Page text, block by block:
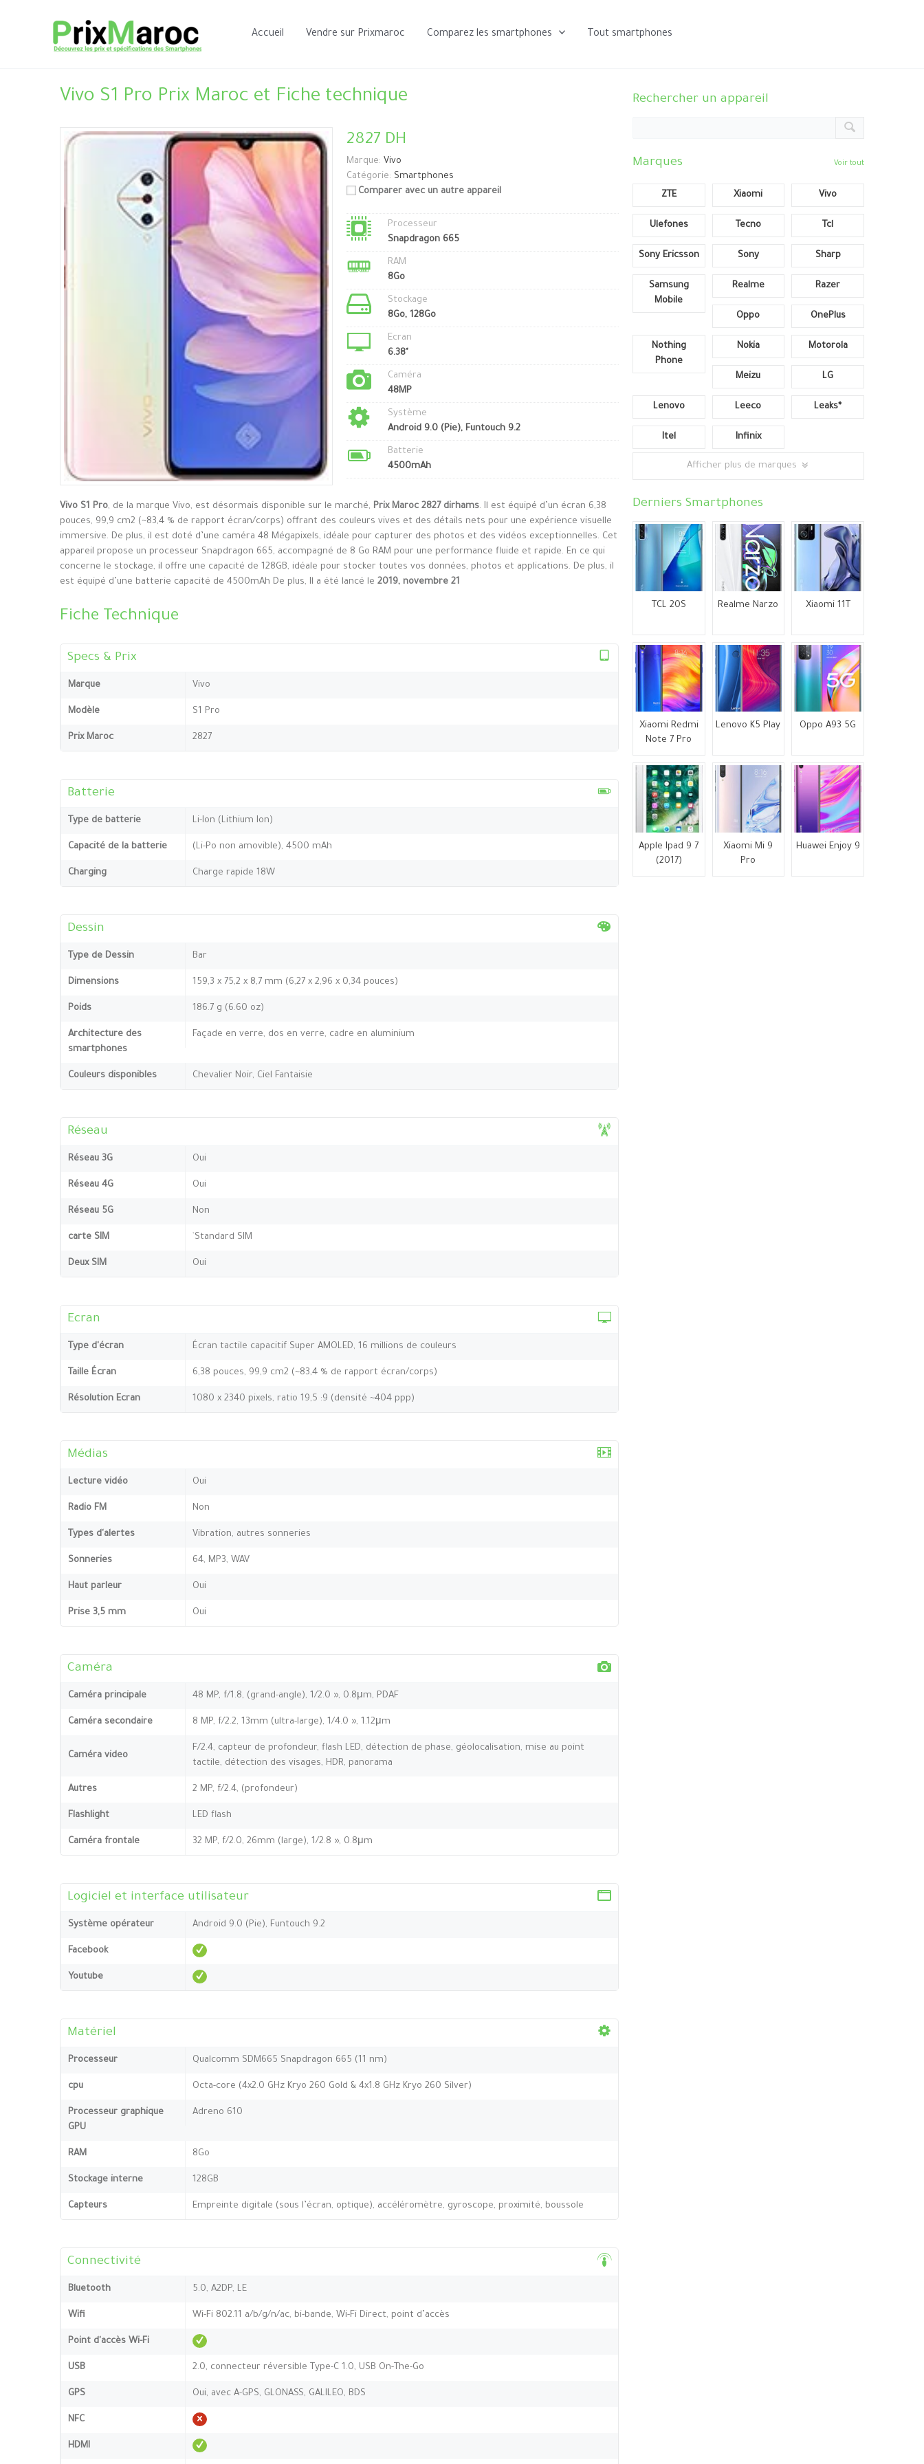
Accueil Vendre sur Prixmaroc Comparez les smartphones Tout smartphones
Vivo S1 Pro Prix Maroc et Fiche technique
2827 DH
Marque: Vivo
Catégorie: Smartphones
Comparer avec un autre appareil
Processeur
Snapdragon 665
RAM
8Go
Stockage
8Go, 128Go
Ecran
6.38"
Caméra
48MP
Système
Android 9.0 (Pie), Funtouch 9.2
Batterie
4500mAh
Vivo S1 Pro, de la marque Vivo, est désormais disponible sur le marché, Prix Maroc 2827 dirhams. Il est équipé d’un écran 6,38
pouces, 99,9 cm2 (~83,4 % de rapport écran/corps) offrant des couleurs vives et des détails nets pour une expérience visuelle
immersive. De plus, il est doté d’une caméra 48 Mégapixels, idéale pour capturer des photos et des vidéos exceptionnelles. Cet
appareil propose un processeur Snapdragon 665, accompagné de 8 Go RAM pour une performance fluide et rapide. En ce qui
concerne le stockage, il offre une capacité de 128GB, idéale pour stocker toutes vos données, photos et applications. De plus, il
est équipé d’une batterie capacité de 4500mAh De plus, Il a été lancé le 2019, novembre 21
Fiche Technique
Specs & Prix
Marque Vivo
Modèle S1 Pro
Prix Maroc 2827
Batterie
Type de batterie Li-Ion (Lithium Ion)
Capacité de la batterie (Li-Po non amovible), 4500 mAh
Charging Charge rapide 18W
Dessin
Type de Dessin Bar
Dimensions 159,3 x 75,2 x 8,7 mm (6,27 x 2,96 x 0,34 pouces)
Poids 186.7 g (6.60 oz)
Architecture des
smartphones
Façade en verre, dos en verre, cadre en aluminium
Couleurs disponibles Chevalier Noir, Ciel Fantaisie
Réseau
Réseau 3G Oui
Réseau 4G Oui
Réseau 5G Non
carte SIM `Standard SIM
Deux SIM Oui
Ecran
Type d'écran Écran tactile capacitif Super AMOLED, 16 millions de couleurs
Taille Écran 6,38 pouces, 99,9 cm2 (~83,4 % de rapport écran/corps)
Résolution Ecran 1080 x 2340 pixels, ratio 19,5 :9 (densité ~404 ppp)
Médias
Lecture vidéo Oui
Radio FM Non
Types d'alertes Vibration, autres sonneries
Sonneries 64, MP3, WAV
Haut parleur Oui
Prise 3,5 mm Oui
Caméra
Caméra principale 48 MP, f/1.8, (grand-angle), 1/2.0 », 0.8μm, PDAF
Caméra secondaire 8 MP, f/2.2, 13mm (ultra-large), 1/4.0 », 1.12μm
Caméra video
F/2.4, capteur de profondeur, flash LED, détection de phase, géolocalisation, mise au point
tactile, détection des visages, HDR, panorama
Autres 2 MP, f/2.4, (profondeur)
Flashlight LED flash
Caméra frontale 32 MP, f/2.0, 26mm (large), 1/2.8 », 0.8μm
Logiciel et interface utilisateur
Système opérateur Android 9.0 (Pie), Funtouch 9.2
Facebook
Youtube
Matériel
Processeur Qualcomm SDM665 Snapdragon 665 (11 nm)
cpu Octa-core (4x2.0 GHz Kryo 260 Gold & 4x1.8 GHz Kryo 260 Silver)
Processeur graphique
GPU
Adreno 610
RAM 8Go
Stockage interne 128GB
Capteurs Empreinte digitale (sous l’écran, optique), accéléromètre, gyroscope, proximité, boussole
Connectivité
Bluetooth 5.0, A2DP, LE
Wifi Wi-Fi 802.11 a/b/g/n/ac, bi-bande, Wi-Fi Direct, point d’accès
Point d'accès Wi-Fi
USB 2.0, connecteur réversible Type-C 1.0, USB On-The-Go
GPS Oui, avec A-GPS, GLONASS, GALILEO, BDS
NFC
HDMI
Rechercher un appareil
Marques Voir tout
ZTE Xiaomi Vivo
Ulefones Tecno Tcl
Sony Ericsson Sony Sharp
Samsung
Mobile
Realme Razer
Oppo OnePlus
Nothing
Phone
Nokia Motorola
Meizu LG
Lenovo Leeco Leaks*
Itel Infinix
Afficher plus de marques
Derniers Smartphones
TCL 20S Realme Narzo Xiaomi 11T
Xiaomi Redmi
Note 7 Pro
Lenovo K5 Play Oppo A93 5G
Apple Ipad 9 7
(2017)
Xiaomi Mi 9
Pro
Huawei Enjoy 9